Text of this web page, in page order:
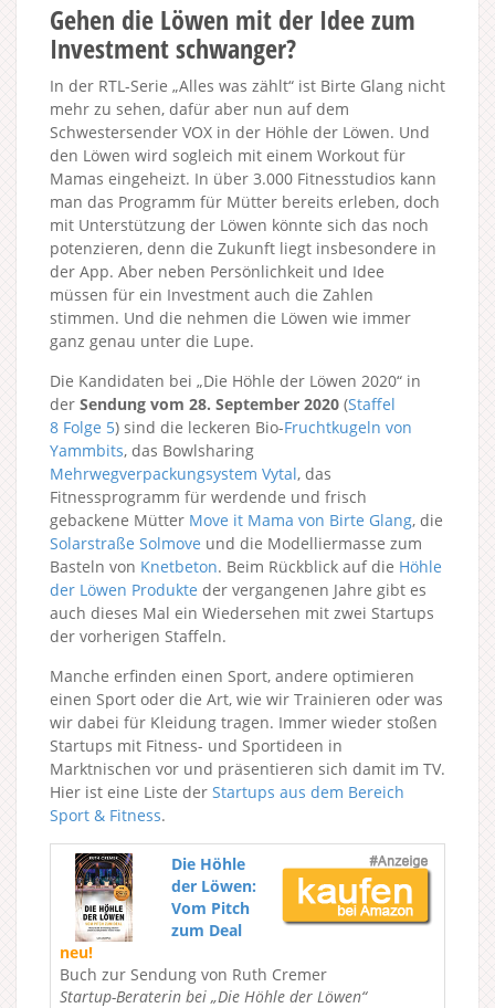
Gehen die Löwen mit der Idee zum
Investment schwanger?
In der RTL-Serie „Alles was zählt“ ist Birte Glang nicht
mehr zu sehen, dafür aber nun auf dem
Schwestersender VOX in der Höhle der Löwen. Und
den Löwen wird sogleich mit einem Workout für
Mamas eingeheizt. In über 3.000 Fitnesstudios kann
man das Programm für Mütter bereits erleben, doch
mit Unterstützung der Löwen könnte sich das noch
potenzieren, denn die Zukunft liegt insbesondere in
der App. Aber neben Persönlichkeit und Idee
müssen für ein Investment auch die Zahlen
stimmen. Und die nehmen die Löwen wie immer
ganz genau unter die Lupe.
Die Kandidaten bei „Die Höhle der Löwen 2020“ in
der Sendung vom 28. September 2020 (Staffel
8 Folge 5) sind die leckeren Bio-Fruchtkugeln von
Yammbits, das Bowlsharing
Mehrwegverpackungsystem Vytal, das
Fitnessprogramm für werdende und frisch
gebackene Mütter Move it Mama von Birte Glang, die
Solarstraße Solmove und die Modelliermasse zum
Basteln von Knetbeton. Beim Rückblick auf die Höhle
der Löwen Produkte der vergangenen Jahre gibt es
auch dieses Mal ein Wiedersehen mit zwei Startups
der vorherigen Staffeln.
Manche erfinden einen Sport, andere optimieren
einen Sport oder die Art, wie wir Trainieren oder was
wir dabei für Kleidung tragen. Immer wieder stoßen
Startups mit Fitness- und Sportideen in
Marktnischen vor und präsentieren sich damit im TV.
Hier ist eine Liste der Startups aus dem Bereich
Sport & Fitness.
Die Höhle
der Löwen:
Vom Pitch
zum Deal
neu!
Buch zur Sendung von Ruth Cremer
Startup-Beraterin bei „Die Höhle der Löwen“